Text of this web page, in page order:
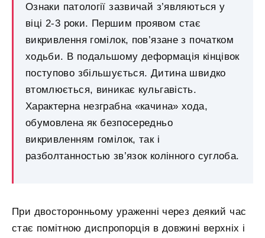
Ознаки патології зазвичай з’являються у
віці 2-3 роки. Першим проявом стає
викривлення гомілок, пов’язане з початком
ходьби. В подальшому деформація кінцівок
поступово збільшується. Дитина швидко
втомлюється, виникає кульгавість.
Характерна незграбна «качина» хода,
обумовлена ​​як безпосередньо
викривленням гомілок, так і
разболтанностью зв’язок колінного суглоба.
При двосторонньому ураженні через деякий час
стає помітною диспропорція в довжині верхніх і